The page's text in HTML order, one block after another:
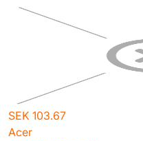
SEK 103.67
Acer